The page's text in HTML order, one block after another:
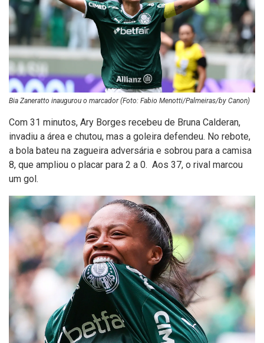
Bia Zaneratto inaugurou o marcador (Foto: Fabio Menotti/Palmeiras/by Canon)
Com 31 minutos, Ary Borges recebeu de Bruna Calderan,
invadiu a área e chutou, mas a goleira defendeu. No rebote,
a bola bateu na zagueira adversária e sobrou para a camisa
8, que ampliou o placar para 2 a 0. Aos 37, o rival marcou
um gol.